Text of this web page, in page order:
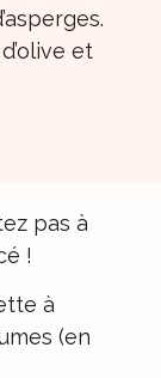
et
pas à
!
à
(en